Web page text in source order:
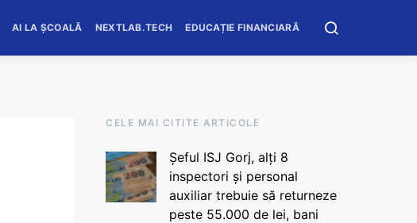
AI LA ȘCOALĂ NEXTLAB.TECH EDUCAȚIE FINANCIARĂ
CELE MAI CITITE ARTICOLE
Șeful ISJ Gorj, alți 8
inspectori și personal
auxiliar trebuie să returneze
peste 55.000 de lei, bani